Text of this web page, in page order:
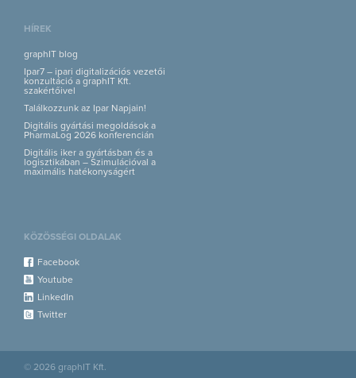
HÍREK
graphIT blog
Ipar7 – ipari digitalizációs vezetői
konzultáció a graphIT Kft.
szakértőivel
Találkozzunk az Ipar Napjain!
Digitális gyártási megoldások a
PharmaLog 2026 konferencián
Digitális iker a gyártásban és a
logisztikában – Szimulációval a
maximális hatékonyságért
KÖZÖSSÉGI OLDALAK
Facebook
Youtube
LinkedIn
Twitter
© 2026 graphIT Kft.